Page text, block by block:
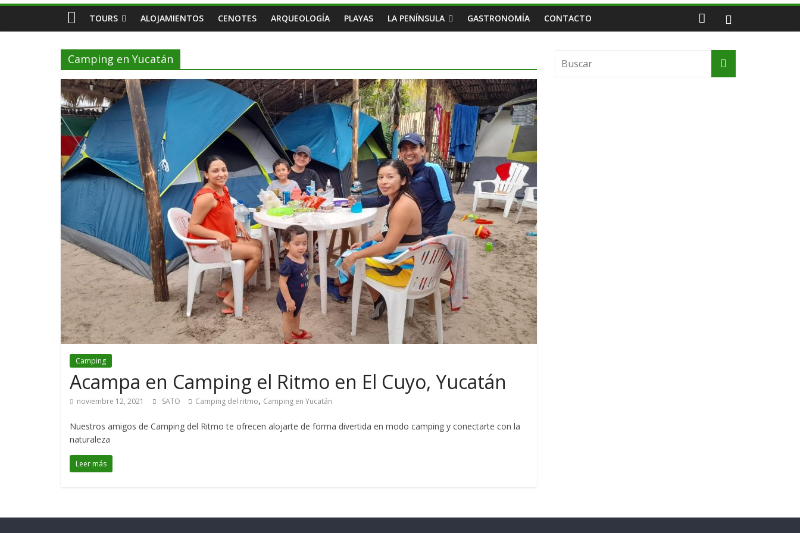
TOURS ALOJAMIENTOS CENOTES ARQUEOLOGÍA PLAYAS LA PENÍNSULA GASTRONOMÍA CONTACTO
Camping en Yucatán
Camping
Acampa en Camping el Ritmo en El Cuyo, Yucatán
noviembre 12, 2021 SATO Camping del ritmo, Camping en Yucatán
Nuestros amigos de Camping del Ritmo te ofrecen alojarte de forma divertida en modo camping y conectarte con la
naturaleza
Leer más